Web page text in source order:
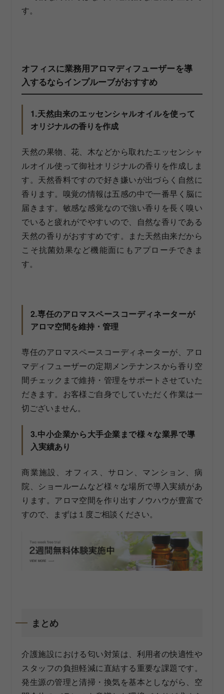
す。
オフィスに業務用アロマディフューザーを導
入するならインプルーブがおすすめ
1.天然由来のエッセンシャルオイルを使って
オリジナルの香りを作成
天然の果物、花、木などから取れたエッセンシャ
ルオイル使って御社オリジナルの香りを作成しま
す。天然香料ですので好き嫌いが出づらく自然に
香ります。嗅覚の情報は五感の中で一番早く脳に
届きます。敏感な感覚なので強い香りを長く嗅い
でいると疲れがでやすいので、自然な香りである
天然の香りがおすすめです。また天然由来だから
こそ抗菌効果など機能面にもアプローチできま
す。
2.専任のアロマスペースコーディネーターが
アロマ空間を維持・管理
専任のアロマスペースコーディネーターが、アロ
マディフューザーの定期メンテナンスから香り空
間チェックまで維持・管理をサポートさせていた
だきます。お客様ご自身でしていただく作業は一
切ございません。
3.中小企業から大手企業まで様々な業界で導
入実績あり
商業施設、オフィス、サロン、マンション、病
院、ショールームなど様々な場所で導入実績があ
ります。アロマ空間を作り出すノウハウが豊富で
すので、まずは１度ご相談ください。
まとめ
介護施設における匂い対策は、利用者の快適性や
スタッフの負担軽減に直結する重要な課題です。
発生源の管理と清掃・換気を基本としながら、空